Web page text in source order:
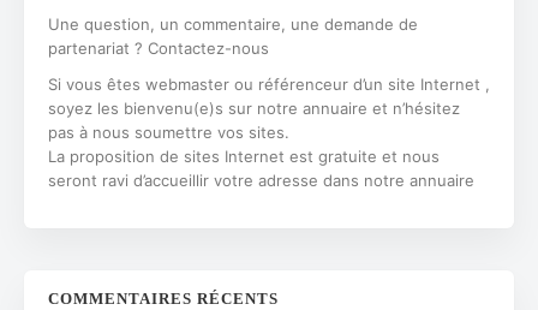
Une question, un commentaire, une demande de
partenariat ? Contactez-nous
Si vous êtes webmaster ou référenceur d’un site Internet ,
soyez les bienvenu(e)s sur notre annuaire et n’hésitez
pas à nous soumettre vos sites.
La proposition de sites Internet est gratuite et nous
seront ravi d’accueillir votre adresse dans notre annuaire
COMMENTAIRES RÉCENTS